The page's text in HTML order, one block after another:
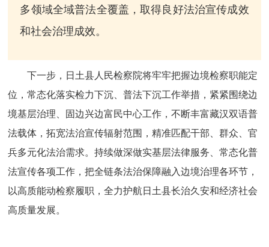
多领域全域普法全覆盖，取得良好法治宣传成效
和社会治理成效。
下一步，日土县人民检察院将牢牢把握边境检察职能定
位，常态化落实检力下沉、普法下沉工作举措，紧紧围绕边
境基层治理、固边兴边富民中心工作，不断丰富藏汉双语普
法载体，拓宽法治宣传辐射范围，精准匹配干部、群众、官
兵多元化法治需求。持续做深做实基层法律服务、常态化普
法宣传各项工作，把全链条法治保障融入边境治理各环节，
以高质能动检察履职，全力护航日土县长治久安和经济社会
高质量发展。